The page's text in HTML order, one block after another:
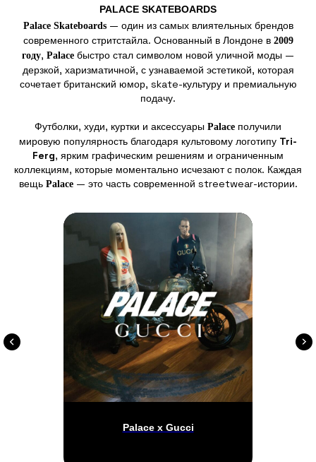
PALACE SKATEBOARDS
Palace Skateboards— один из самых влиятельных брендов
современного стритстайла. Основанный в Лондоне в 2009
году, Palace быстро стал символом новой уличной моды —
дерзкой, харизматичной, с узнаваемой эстетикой, которая
сочетает британский юмор, skate-культуру и премиальную
подачу.
Футболки, худи, куртки и аксессуары Palace получили
мировую популярность благодаря культовому логотипу Tri-
Ferg, ярким графическим решениям и ограниченным
коллекциям, которые моментально исчезают с полок. Каждая
вещь Palace— это часть современной streetwear-истории.
Palace x Gucci